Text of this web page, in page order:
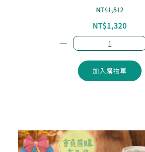
NT$1,512
NT$1,320
加入購物車